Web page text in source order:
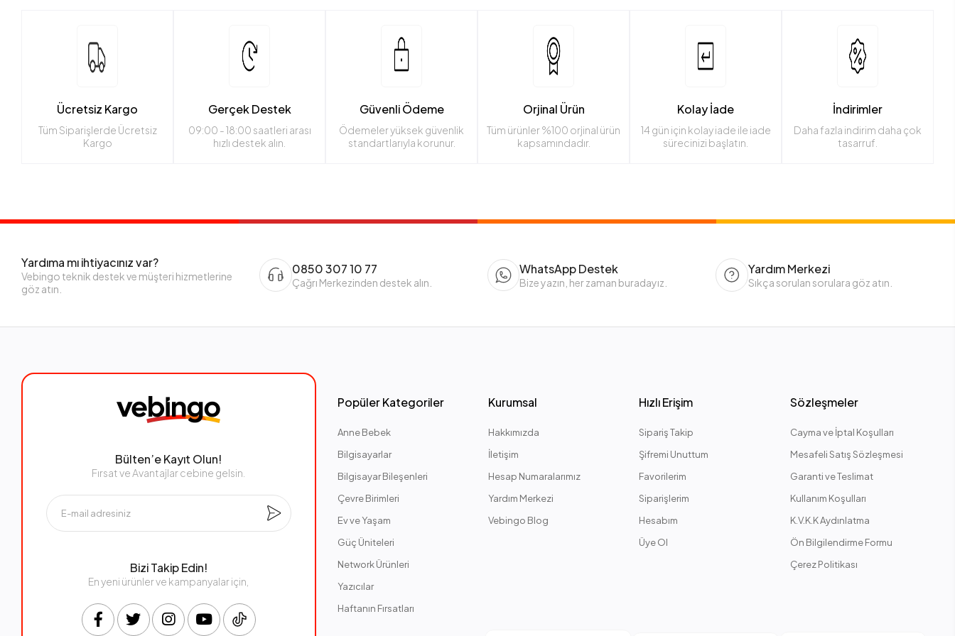
Ücretsiz Kargo
Tüm Siparişlerde Ücretsiz
Kargo
Gerçek Destek
09:00 - 18:00 saatleri arası
hızlı destek alın.
Güvenli Ödeme
Ödemeler yüksek güvenlik
standartlarıyla korunur.
Orjinal Ürün
Tüm ürünler %100 orjinal ürün
kapsamındadır.
Kolay İade
14 gün için kolay iade ile iade
sürecinizi başlatın.
İndirimler
Daha fazla indirim daha çok
tasarruf.
Yardıma mı ihtiyacınız var?
Vebingo teknik destek ve müşteri hizmetlerine
göz atın.
0850 307 10 77
Çağrı Merkezinden destek alın.
WhatsApp Destek
Bize yazın, her zaman buradayız.
Yardım Merkezi
Sıkça sorulan sorulara göz atın.
Bülten’e Kayıt Olun!
Fırsat ve Avantajlar cebine gelsin.
Bizi Takip Edin!
En yeni ürünler ve kampanyalar için,
Popüler Kategoriler
Anne Bebek
Bilgisayarlar
Bilgisayar Bileşenleri
Çevre Birimleri
Ev ve Yaşam
Güç Üniteleri
Network Ürünleri
Yazıcılar
Haftanın Fırsatları
Kurumsal
Hakkımızda
İletişim
Hesap Numaralarımız
Yardım Merkezi
Vebingo Blog
Hızlı Erişim
Sipariş Takip
Şifremi Unuttum
Favorilerim
Siparişlerim
Hesabım
Üye Ol
Sözleşmeler
Cayma ve İptal Koşulları
Mesafeli Satış Sözleşmesi
Garanti ve Teslimat
Kullanım Koşulları
K.V.K.K Aydınlatma
Ön Bilgilendirme Formu
Çerez Politikası